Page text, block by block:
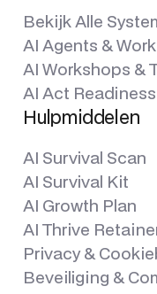
Bekijk Alle
AI Agents &
AI Workshops &
AI Act Readiness
Hulpmiddelen
AI Survival Scan
AI Survival Kit
AI Growth Plan
AI Thrive
Privacy &
Beveiliging &